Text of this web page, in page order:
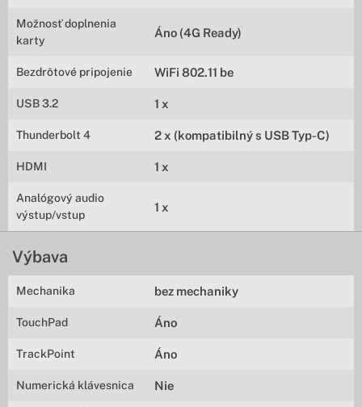
Možnosť doplnenia
karty
Áno (4G Ready)
Bezdrôtové pripojenie WiFi 802.11 be
USB 3.2 1 x
Thunderbolt 4 2 x (kompatibilný s USB Typ-C)
HDMI 1 x
Analógový audio
výstup/vstup
1 x
Výbava
Mechanika bez mechaniky
TouchPad Áno
TrackPoint Áno
Numerická klávesnica Nie